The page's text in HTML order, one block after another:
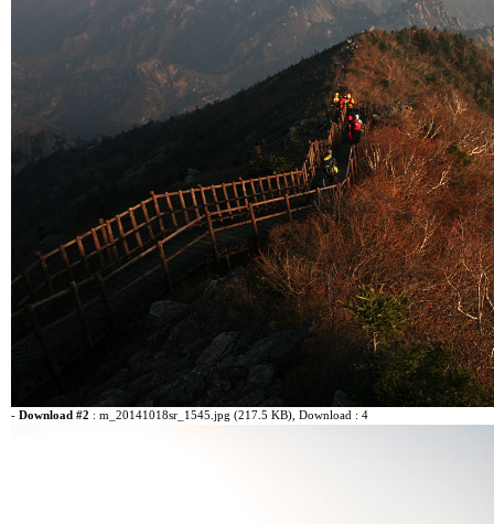
- Download #2 : m_20141018sr_1545.jpg (217.5 KB), Download : 4